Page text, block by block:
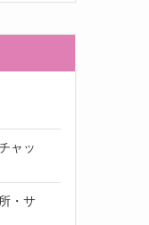
ャッ
・サ